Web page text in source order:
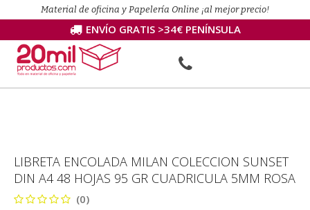
Material de oficina y Papelería Online ¡al mejor precio!
ENVÍO GRATIS >34€ PENÍNSULA
LIBRETA ENCOLADA MILAN COLECCION SUNSET
DIN A4 48 HOJAS 95 GR CUADRICULA 5MM ROSA
(0)